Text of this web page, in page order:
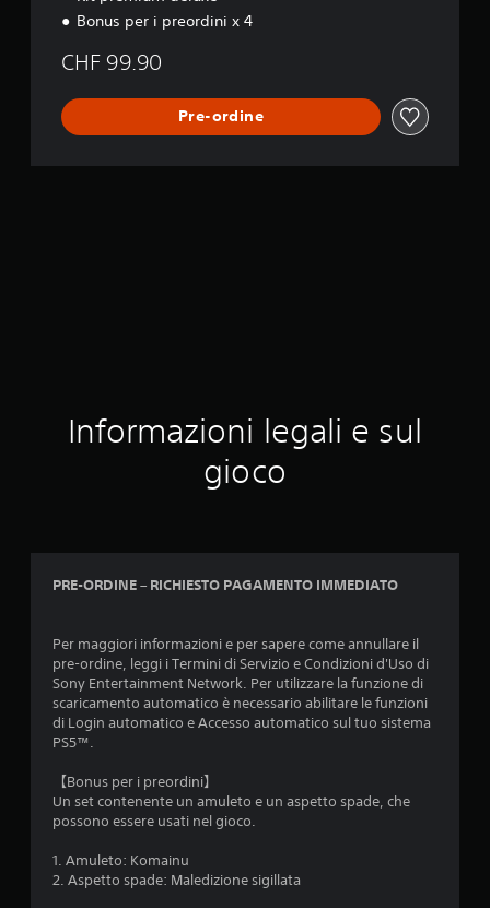
Bonus per i preordini x 4
CHF 99.90
Pre-ordine
Informazioni legali e sul
gioco
PRE-ORDINE – RICHIESTO PAGAMENTO IMMEDIATO
Per maggiori informazioni e per sapere come annullare il
pre-ordine, leggi i Termini di Servizio e Condizioni d'Uso di
Sony Entertainment Network. Per utilizzare la funzione di
scaricamento automatico è necessario abilitare le funzioni
di Login automatico e Accesso automatico sul tuo sistema
PS5™.
【Bonus per i preordini】
Un set contenente un amuleto e un aspetto spade, che
possono essere usati nel gioco.
1. Amuleto: Komainu
2. Aspetto spade: Maledizione sigillata